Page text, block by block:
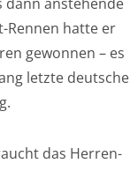
Rennen hatte er
gewonnen – es
letzte deutsche
das Herren-